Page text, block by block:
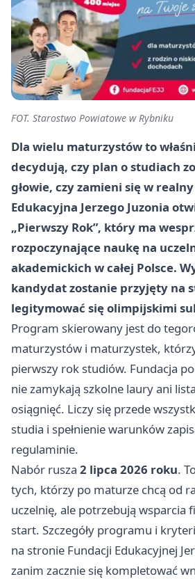
FOT. Starostwo Powiatowe w Rybniku
Dla wielu maturzystów to
decydują, czy plan o studiach
głowie, czy zamieni się w
Edukacyjna Jerzego Juzonia
„Pierwszy Rok”, który ma
rozpoczynające naukę na
akademickich w całej Polsce.
kandydat zostanie przyjęty na
legitymować się olimpijskimi
Program skierowany jest do
maturzystów i maturzystek,
pierwszy rok studiów. Fundacja
nie zamykają szkolne laury ani
osiągnięć. Liczy się przede
studia i spełnienie warunków
regulaminie.
Nabór rusza 2 lipca 2026 roku.
tych, którzy po maturze chcą od
uczelnię, ale potrzebują wsparcia
start. Szczegóły programu i
na stronie Fundacji Edukacyjnej
zanim zacznie się kompletować